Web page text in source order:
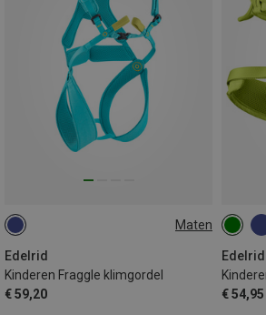
Maten
Edelrid
Kinderen Fraggle klimgordel
€ 59,20
XXS | 45-55CM XS | 50-60CM
Edelrid
€ 54,95
XS |